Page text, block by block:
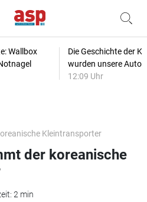
Wallbox
Die Geschichte der
wurden unsere
12:09 Uhr
Kleintransporter
der koreanische
2 min